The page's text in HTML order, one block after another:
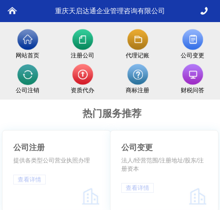
重庆天启达通企业管理咨询有限公司
网站首页 注册公司 代理记账 公司变更
公司注销 资质代办 商标注册 财税问答
热门服务推荐
公司注册
提供各类型公司营业执照办理
查看详情
公司变更
法人/经营范围/注册地址/股东/注
册资本
查看详情